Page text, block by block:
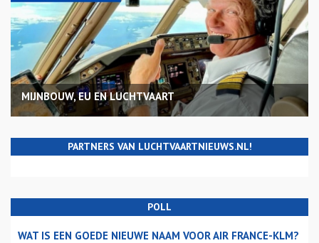
MIJNBOUW, EU EN LUCHTVAART
PARTNERS VAN LUCHTVAARTNIEUWS.NL!
POLL
WAT IS EEN GOEDE NIEUWE NAAM VOOR AIR FRANCE-KLM?